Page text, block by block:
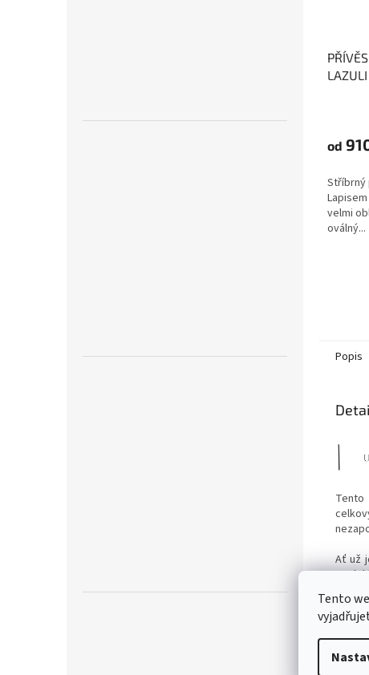
Tento
od
Stříbrný
velmi
oválný...
Popis
Ať už
Lapis
Lapis